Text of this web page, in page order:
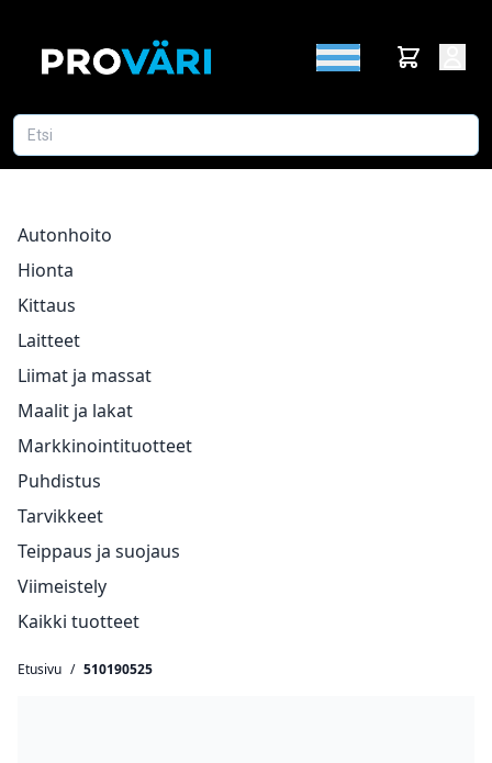
Autonhoito
Hionta
Kittaus
Laitteet
Liimat ja massat
Maalit ja lakat
Markkinointituotteet
Puhdistus
Tarvikkeet
Teippaus ja suojaus
Viimeistely
Kaikki tuotteet
Etusivu / 510190525